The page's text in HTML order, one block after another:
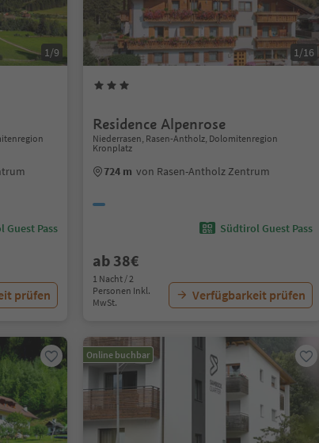
1/9
Guest Pass
prüfen
1/16
Residence Alpenrose
Niederrasen, Rasen-Antholz, Dolomitenregion
Kronplatz
724 m von Rasen-Antholz Zentrum
Südtirol Guest Pass
ab 38€
1 Nacht / 2
Personen Inkl.
MwSt.
Verfügbarkeit prüfen
Online buchbar